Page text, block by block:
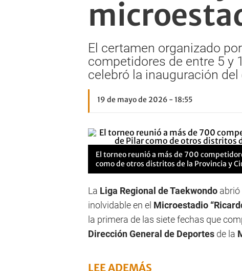
El certamen organizado
competidores de entre 5 y
celebró la inauguración
19 de mayo de 2026 - 18:55
El torneo reunió a más de 700
como de otros distritos de la Provincia y
La Liga Regional de Taekwondo
inolvidable en el Microestadio
la primera de las siete fechas que
Dirección General de Deportes de la
LEE ADEMÁS